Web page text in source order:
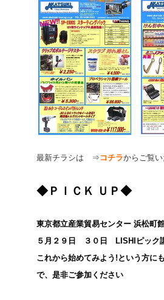
最新チラシは ⇒ コチラからご覧い
◆ＰＩＣＫ ＵＰ◆
東京都立産業貿易センター 浜松町
５月２９日 ３０日 LISHIピック
これから始めてみよう! という方に
で、 是非ご参加ください